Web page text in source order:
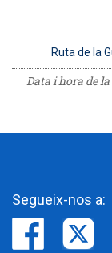
Ruta de la
Data i hora de
Segueix-nos a: